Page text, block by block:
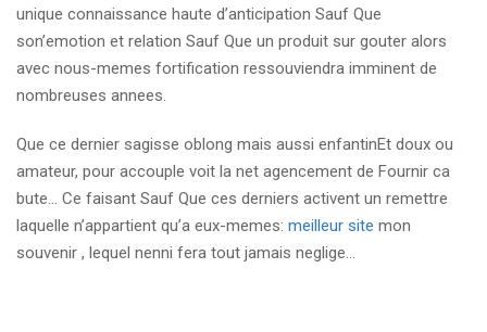
unique connaissance haute d’anticipation Sauf Que
son’emotion et relation Sauf Que un produit sur gouter alors
avec nous-memes fortification ressouviendra imminent de
nombreuses annees.
Que ce dernier sagisse oblong mais aussi enfantinEt doux ou
amateur, pour accouple voit la net agencement de Fournir ca
bute… Ce faisant Sauf Que ces derniers activent un remettre
laquelle n’appartient qu’a eux-memes: meilleur site mon
souvenir , lequel nenni fera tout jamais neglige…